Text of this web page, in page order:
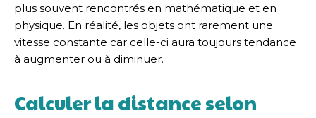
plus souvent rencontrés en mathématique et en
physique. En réalité, les objets ont rarement une
vitesse constante car celle-ci aura toujours tendance
à augmenter ou à diminuer.
Calculer la distance selon